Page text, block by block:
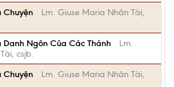
Chuyện
Lm. Giuse Maria Nhân Tài,
Ngôn Của Các Thánh
Lm.
csjb.
Chuyện
Lm. Giuse Maria Nhân Tài,